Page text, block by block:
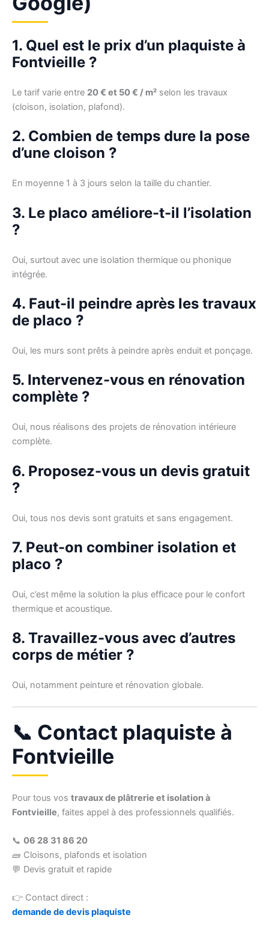
1. Quel est le prix d’un plaquiste à
Fontvieille ?
Le tarif varie entre 20 € et 50 € / m² selon les travaux
(cloison, isolation, plafond).
2. Combien de temps dure la pose
d’une cloison ?
En moyenne 1 à 3 jours selon la taille du chantier.
3. Le placo améliore-t-il l’isolation
?
Oui, surtout avec une isolation thermique ou phonique
intégrée.
4. Faut-il peindre après les travaux
de placo ?
Oui, les murs sont prêts à peindre après enduit et ponçage.
5. Intervenez-vous en rénovation
complète ?
Oui, nous réalisons des projets de rénovation intérieure
complète.
6. Proposez-vous un devis gratuit
?
Oui, tous nos devis sont gratuits et sans engagement.
7. Peut-on combiner isolation et
placo ?
Oui, c’est même la solution la plus efficace pour le confort
thermique et acoustique.
8. Travaillez-vous avec d’autres
corps de métier ?
Oui, notamment peinture et rénovation globale.
📞 Contact plaquiste à
Fontvieille
Pour tous vos travaux de plâtrerie et isolation à
Fontvieille, faites appel à des professionnels qualifiés.
📞 06 28 31 86 20
🧱 Cloisons, plafonds et isolation
💬 Devis gratuit et rapide
👉 Contact direct :
demande de devis plaquiste